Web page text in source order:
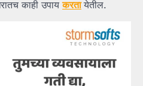
काही उपायकरता येतील.